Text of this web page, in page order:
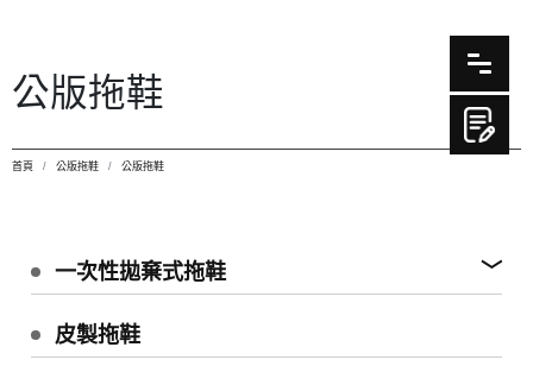
公版拖鞋
首頁 公版拖鞋 公版拖鞋
一次性拋棄式拖鞋
皮製拖鞋